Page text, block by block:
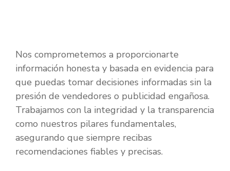
Nos comprometemos a proporcionarte
información honesta y basada en evidencia para
que puedas tomar decisiones informadas sin la
presión de vendedores o publicidad engañosa.
Trabajamos con la integridad y la transparencia
como nuestros pilares fundamentales,
asegurando que siempre recibas
recomendaciones fiables y precisas.